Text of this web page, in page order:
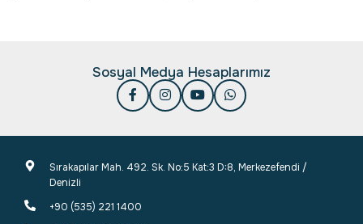
Sosyal Medya Hesaplarımız
Sırakapılar Mah. 492. Sk. No:5 Kat:3 D:8, Merkezefendi /
Denizli
+90 (535) 221 1400